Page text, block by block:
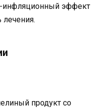
инфляционный эффект
продукт со